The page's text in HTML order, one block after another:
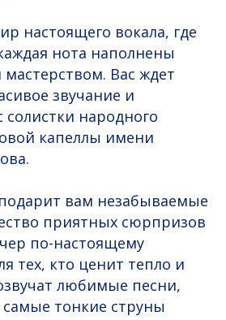
настоящего вокала, где
нота наполнены
Вас ждет
звучание и
народного
капеллы имени
вам незабываемые
приятных сюрпризов
по-настоящему
тех, кто ценит тепло и
любимые песни,
тонкие струны